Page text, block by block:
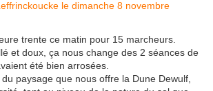
trente ce matin pour 15 marcheurs.
et doux, ça nous change des 2 séances de
été bien arrosées.
paysage que nous offre la Dune Dewulf,